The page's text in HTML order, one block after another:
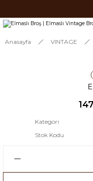
Tüm siparişlerde
Anasayfa VINTAGE
Kategori
Stok Kodu